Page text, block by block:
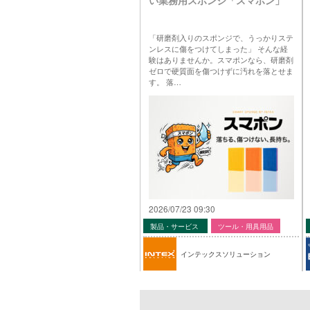
「研磨剤入りのスポンジで、うっかりステ
ンレスに傷をつけてしまった」 そんな経
験はありませんか。スマポンなら、研磨剤
ゼロで硬質面を傷つけずに汚れを落とせま
す。 落…
2026/07/23 09:30
製品・サービス ツール・用具用品
インテックスソリューション